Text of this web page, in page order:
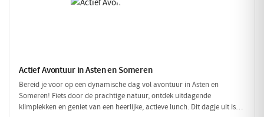
Actief Avontuur in Asten en Someren
Bereid je voor op een dynamische dag vol avontuur in Asten en
Someren! Fiets door de prachtige natuur, ontdek uitdagende
klimplekken en geniet van een heerlijke, actieve lunch. Dit dagje uit is